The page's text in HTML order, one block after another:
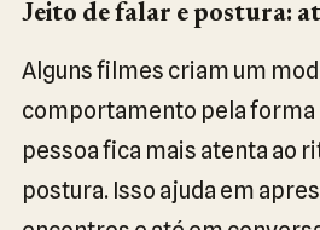
Jeito de falar e postura:
Alguns filmes criam um
comportamento pela forma
pessoa fica mais atenta ao
postura. Isso ajuda em